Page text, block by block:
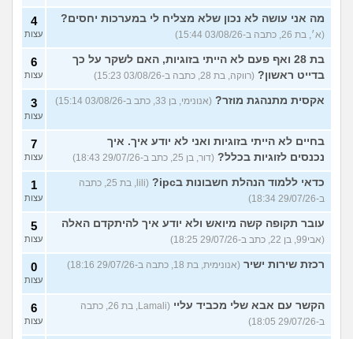
מה אני עושה לא נכון שלא מצליח לי במערכות יחסים?
(א׳, בת 26, כתבה ב-03/08/26 15:44)
4
עצות
בת 28 ואף פעם לא הייתי בזוגיות, האם לשקר על כך
בדייט ראשון? (רווקה, בת 28, כתבה ב-03/08/26 15:23)
6
עצות
אקסית מתנהגת מוזר? (אנונימי, בן 33, כתב ב-03/08/26 15:14) 3
עצות
בחיים לא הייתי בזוגיות ואני לא יודע איך. איך
נכנסים לזוגיות בכלל? (דור, בן 25, כתב ב-29/07/26 18:43)
7
עצות
כדאי ללמוד הנהלת חשבונות בipc?
(lili, בת 25, כתבה
ב-29/07/26 18:34)
1
עצות
עובר תקופה קשה מיואש ולא יודע איך להיתקדם האלה
(אבי99, בן 22, כתב ב-29/07/26 18:25)
5
עצות
רכזת שירות ישיר (אנונימית, בת 18, כתבה ב-29/07/26 18:16) 0
עצות
הקשר עם אבא שלי מכביד עליי
(Lamali, בת 26, כתבה
ב-29/07/26 18:05)
6
עצות